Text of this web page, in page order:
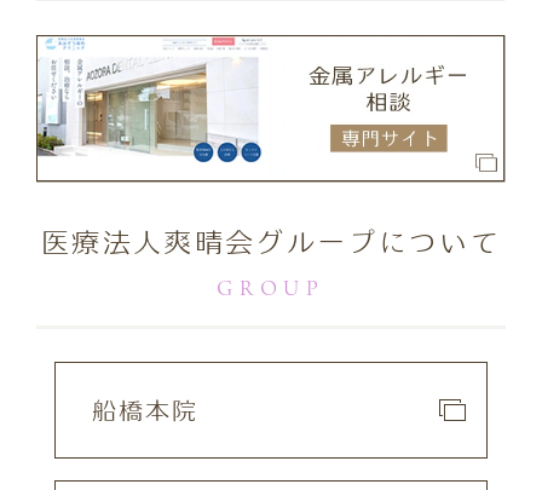
医療法人爽晴会グループについて
GROUP
船橋本院